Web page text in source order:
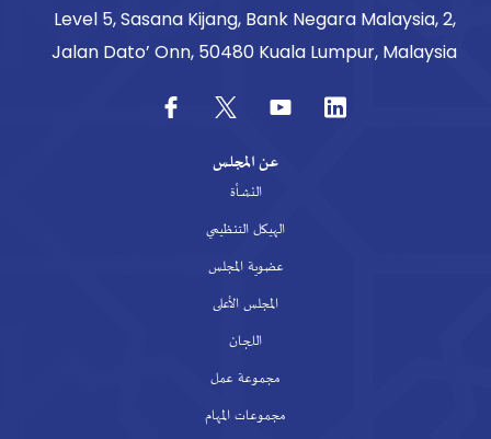
Level 5, Sasana Kijang, Bank Negara Malaysia, 2,
Jalan Dato’ Onn, 50480 Kuala Lumpur, Malaysia
عن المجلس
النشأة
الهيكل التنظيمي
عضوية المجلس
المجلس الأعلى
اللجان
مجموعة عمل
مجموعات المهام